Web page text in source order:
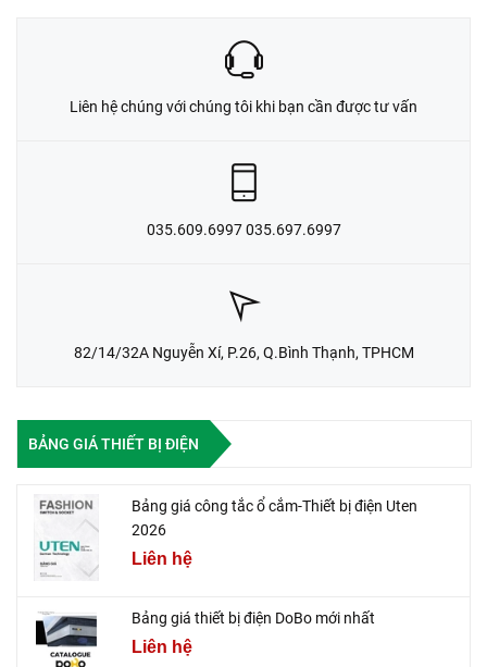
Liên hệ chúng với chúng tôi khi bạn cần được tư vấn
035.609.6997 035.697.6997
82/14/32A Nguyễn Xí, P.26, Q.Bình Thạnh, TPHCM
BẢNG GIÁ THIẾT BỊ ĐIỆN
Bảng giá công tắc ổ cắm-Thiết bị điện Uten
2026
Liên hệ
Bảng giá thiết bị điện DoBo mới nhất
Liên hệ